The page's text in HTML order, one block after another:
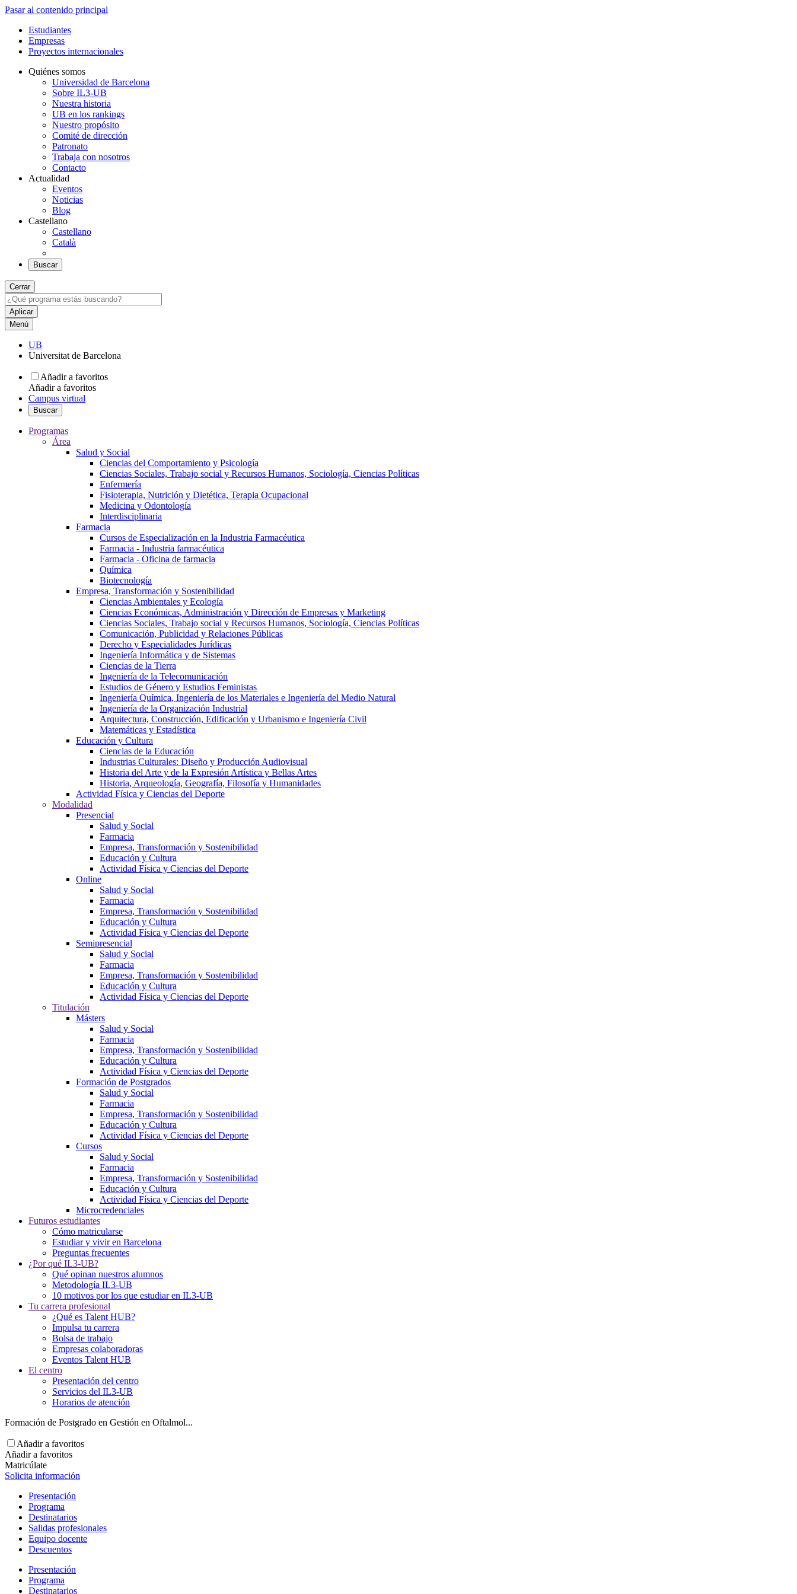
Pasar al contenido principal
Estudiantes
Empresas
Proyectos internacionales
Quiénes somos
Universidad de Barcelona
Sobre IL3-UB
Nuestra historia
UB en los rankings
Nuestro propósito
Comité de dirección
Patronato
Trabaja con nosotros
Contacto
Actualidad
Eventos
Noticias
Blog
Castellano
Castellano
Català
Buscar
Cerrar
Menú
UB
Universitat de Barcelona
Añadir a favoritos
Añadir a favoritos
Campus virtual
Buscar
Programas
Área
Salud y Social
Ciencias del Comportamiento y Psicología
Ciencias Sociales, Trabajo social y Recursos Humanos, Sociología, Ciencias Políticas
Enfermería
Fisioterapia, Nutrición y Dietética, Terapia Ocupacional
Medicina y Odontología
Interdisciplinaria
Farmacia
Cursos de Especialización en la Industria Farmacéutica
Farmacia - Industria farmacéutica
Farmacia - Oficina de farmacia
Química
Biotecnología
Empresa, Transformación y Sostenibilidad
Ciencias Ambientales y Ecología
Ciencias Económicas, Administración y Dirección de Empresas y Marketing
Ciencias Sociales, Trabajo social y Recursos Humanos, Sociología, Ciencias Políticas
Comunicación, Publicidad y Relaciones Públicas
Derecho y Especialidades Jurídicas
Ingeniería Informática y de Sistemas
Ciencias de la Tierra
Ingeniería de la Telecomunicación
Estudios de Género y Estudios Feministas
Ingeniería Química, Ingeniería de los Materiales e Ingeniería del Medio Natural
Ingeniería de la Organización Industrial
Arquitectura, Construcción, Edificación y Urbanismo e Ingeniería Civil
Matemáticas y Estadística
Educación y Cultura
Ciencias de la Educación
Industrias Culturales: Diseño y Producción Audiovisual
Historia del Arte y de la Expresión Artística y Bellas Artes
Historia, Arqueología, Geografía, Filosofía y Humanidades
Actividad Física y Ciencias del Deporte
Modalidad
Presencial
Salud y Social
Farmacia
Empresa, Transformación y Sostenibilidad
Educación y Cultura
Actividad Física y Ciencias del Deporte
Online
Salud y Social
Farmacia
Empresa, Transformación y Sostenibilidad
Educación y Cultura
Actividad Física y Ciencias del Deporte
Semipresencial
Salud y Social
Farmacia
Empresa, Transformación y Sostenibilidad
Educación y Cultura
Actividad Física y Ciencias del Deporte
Titulación
Másters
Salud y Social
Farmacia
Empresa, Transformación y Sostenibilidad
Educación y Cultura
Actividad Física y Ciencias del Deporte
Formación de Postgrados
Salud y Social
Farmacia
Empresa, Transformación y Sostenibilidad
Educación y Cultura
Actividad Física y Ciencias del Deporte
Cursos
Salud y Social
Farmacia
Empresa, Transformación y Sostenibilidad
Educación y Cultura
Actividad Física y Ciencias del Deporte
Microcredenciales
Futuros estudiantes
Cómo matricularse
Estudiar y vivir en Barcelona
Preguntas frecuentes
¿Por qué IL3-UB?
Qué opinan nuestros alumnos
Metodología IL3-UB
10 motivos por los que estudiar en IL3-UB
Tu carrera profesional
¿Qué es Talent HUB?
Impulsa tu carrera
Bolsa de trabajo
Empresas colaboradoras
Eventos Talent HUB
El centro
Presentación del centro
Servicios del IL3-UB
Horarios de atención
Formación de Postgrado en Gestión en Oftalmol...
Añadir a favoritos
Añadir a favoritos
Matricúlate
Solicita información
Presentación
Programa
Destinatarios
Salidas profesionales
Equipo docente
Descuentos
Presentación
Programa
Destinatarios